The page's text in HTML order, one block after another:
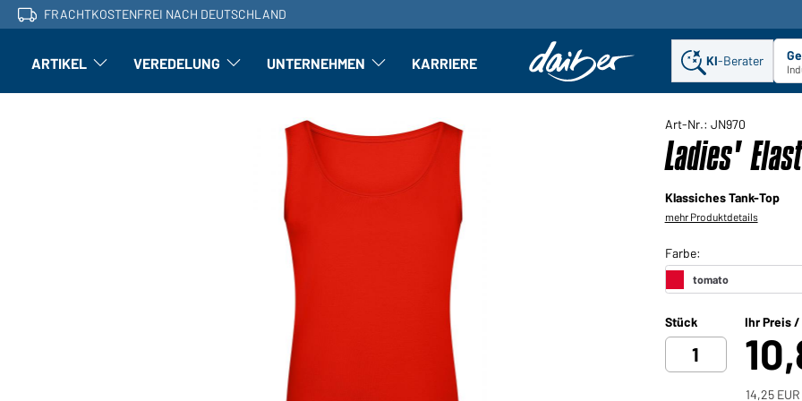
FRACHTKOSTENFREI NACH DEUTSCHLAND
ARTIKEL Artikel: Untermenü öffnen
VEREDELUNG Veredelung: Untermenü öffnen
UNTERNEHMEN Unternehmen: Untermenü öffnen
KARRIERE KI-Berater
Art-Nr.: JN970
Ladies'
Klassiches Tank-Top
mehr Produktdetails
Stück Ihr Preis
14,25